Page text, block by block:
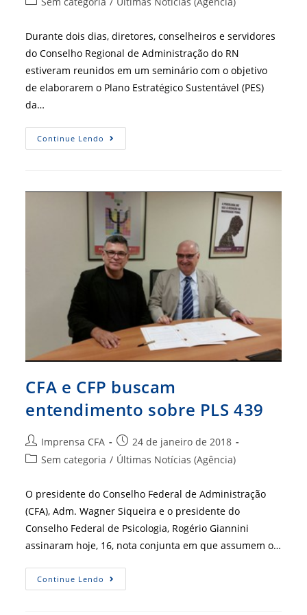
post:
Durante dois dias, diretores, conselheiros e servidores
do Conselho Regional de Administração do RN
estiveram reunidos em um seminário com o objetivo
de elaborarem o Plano Estratégico Sustentável (PES)
da…
Continue Lendo [CRA-
RN]
RN
Propõe
Práticas
De
Sustentabilidade
CFA e CFP buscam
entendimento sobre PLS 439
Autor
do
Imprensa CFA
Post
publicado:
24 de janeiro de 2018
Categoria
Sem categoria / Últimas Notícias (Agência)
O presidente do Conselho Federal de Administração
(CFA), Adm. Wagner Siqueira e o presidente do
Conselho Federal de Psicologia, Rogério Giannini
assinaram hoje, 16, nota conjunta em que assumem o…
Continue Lendo CFA
E